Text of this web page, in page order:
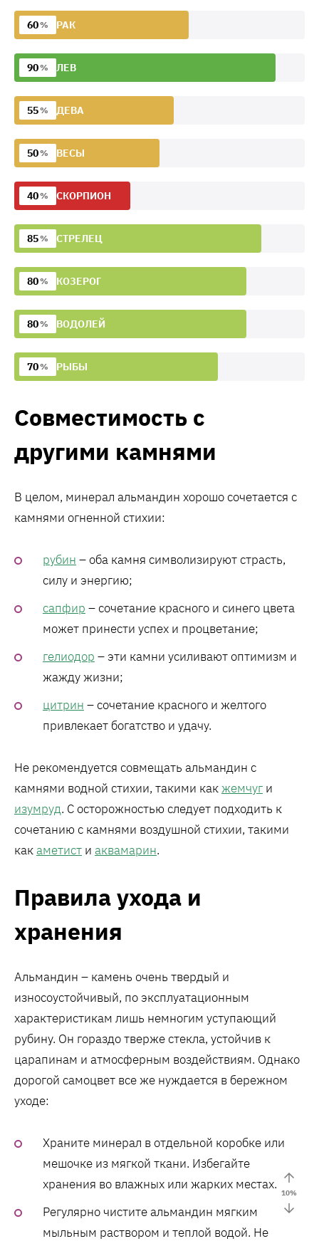
60% РАК
90% ЛЕВ
55% ДЕВА
50% ВЕСЫ
40% СКОРПИОН
85% СТРЕЛЕЦ
80% КОЗЕРОГ
80% ВОДОЛЕЙ
70% РЫБЫ
Совместимость с
другими камнями
В целом, минерал альмандин хорошо сочетается с
камнями огненной стихии:
рубин – оба камня символизируют страсть,
силу и энергию;
сапфир – сочетание красного и синего цвета
может принести успех и процветание;
гелиодор – эти камни усиливают оптимизм и
жажду жизни;
цитрин – сочетание красного и желтого
привлекает богатство и удачу.
Не рекомендуется совмещать альмандин с
камнями водной стихии, такими какжемчуг и
изумруд. С осторожностью следует подходить к
сочетанию с камнями воздушной стихии, такими
как аметист и аквамарин.
Правила ухода и
хранения
Альмандин – камень очень твердый и
износоустойчивый, по эксплуатационным
характеристикам лишь немногим уступающий
рубину. Он гораздо тверже стекла, устойчив к
царапинам и атмосферным воздействиям. Однако
дорогой самоцвет все же нуждается в бережном
уходе:
Храните минерал в отдельной коробке или
мешочке из мягкой ткани. Избегайте
хранения во влажных или жарких местах.
Регулярно чистите альмандин мягким
мыльным раствором и теплой водой. Не
10%